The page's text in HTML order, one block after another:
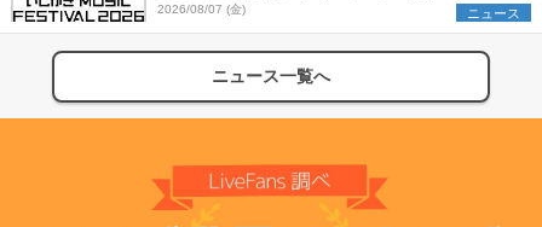
2026/08/07 (金) ニュース
ニュース一覧へ